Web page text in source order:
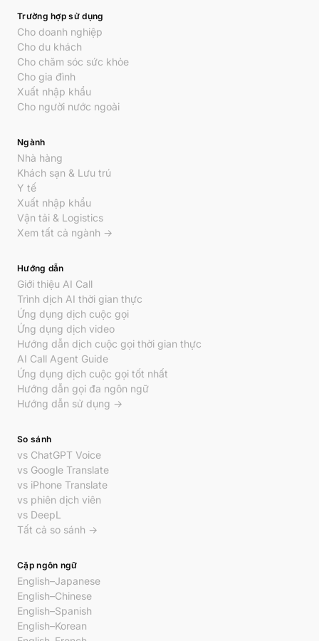
Trường hợp sử dụng
Cho doanh nghiệp
Cho du khách
Cho chăm sóc sức khỏe
Cho gia đình
Xuất nhập khẩu
Cho người nước ngoài
Ngành
Nhà hàng
Khách sạn & Lưu trú
Y tế
Xuất nhập khẩu
Vận tải & Logistics
Xem tất cả ngành →
Hướng dẫn
Giới thiệu AI Call
Trình dịch AI thời gian thực
Ứng dụng dịch cuộc gọi
Ứng dụng dịch video
Hướng dẫn dịch cuộc gọi thời gian thực
AI Call Agent Guide
Ứng dụng dịch cuộc gọi tốt nhất
Hướng dẫn gọi đa ngôn ngữ
Hướng dẫn sử dụng →
So sánh
vs ChatGPT Voice
vs Google Translate
vs iPhone Translate
vs phiên dịch viên
vs DeepL
Tất cả so sánh →
Cặp ngôn ngữ
English–Japanese
English–Chinese
English–Spanish
English–Korean